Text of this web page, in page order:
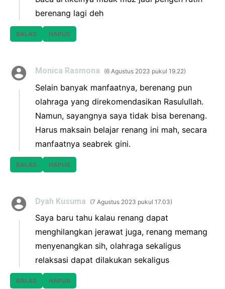
berenang lagi deh
BALAS HAPUS
Monica Rasmona 6 Agustus 2023 pukul 19.22
Selain banyak manfaatnya, berenang pun
olahraga yang direkomendasikan Rasulullah.
Namun, sayangnya saya tidak bisa berenang.
Harus maksain belajar renang ini mah, secara
manfaatnya seabrek gini.
BALAS HAPUS
Dyah Kusuma 7 Agustus 2023 pukul 17.03
Saya baru tahu kalau renang dapat
menghilangkan jerawat juga, renang memang
menyenangkan sih, olahraga sekaligus
relaksasi dapat dilakukan sekaligus
BALAS HAPUS